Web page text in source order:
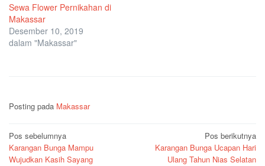
Sewa Flower Pernikahan di
Makassar
Desember 10, 2019
dalam "Makassar"
Posting pada Makassar
Navigasi
pos
Pos sebelumnya
Karangan Bunga Mampu
Wujudkan Kasih Sayang
Pos berikutnya
Karangan Bunga Ucapan Hari
Ulang Tahun Nias Selatan